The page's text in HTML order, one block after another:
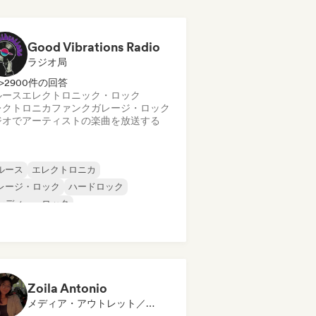
Good Vibrations Radio
ラジオ局
件の回答
スエレクトロニック・ロック
トロニカファンクガレージ・ロック
でアーティストの楽曲を放送する
ース
エレクトロニカ
ージ・ロック
ハードロック
ディー・ロック
Zoila Antonio
メディア・アウトレット／ジャーナリスト